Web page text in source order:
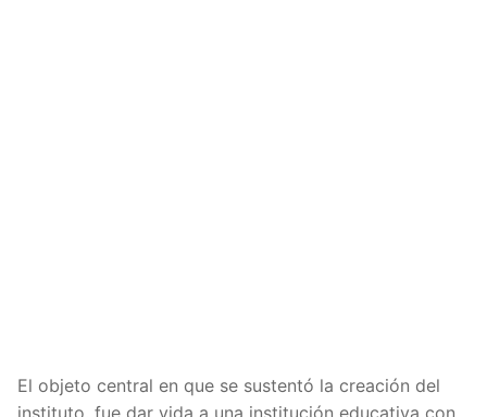
El objeto central en que se sustentó la creación del
instituto, fue dar vida a una institución educativa con